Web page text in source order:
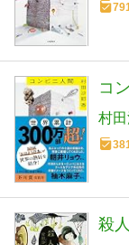
コ
村
殺